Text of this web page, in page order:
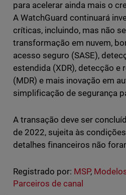
para acelerar ainda mais o
A WatchGuard continuará
críticas, incluindo, mas não
transformação em nuvem,
acesso seguro (SASE),
estendida (XDR), detecção e
(MDR) e mais inovação em
simplificação de segurança
A transação deve ser
de 2022, sujeita às
detalhes financeiros não
Registrado por: MSP,
Parceiros de canal